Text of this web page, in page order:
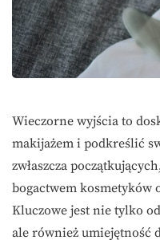
Wieczorne wyjścia to
makijażem i podkreślić
zwłaszcza
bogactwem kosmetyków
Kluczowe jest nie tylko
ale również umiejętność